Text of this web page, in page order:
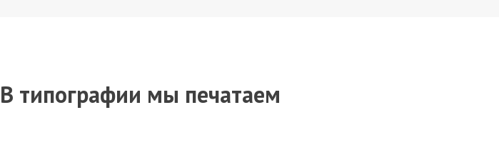
В типографии мы печатаем